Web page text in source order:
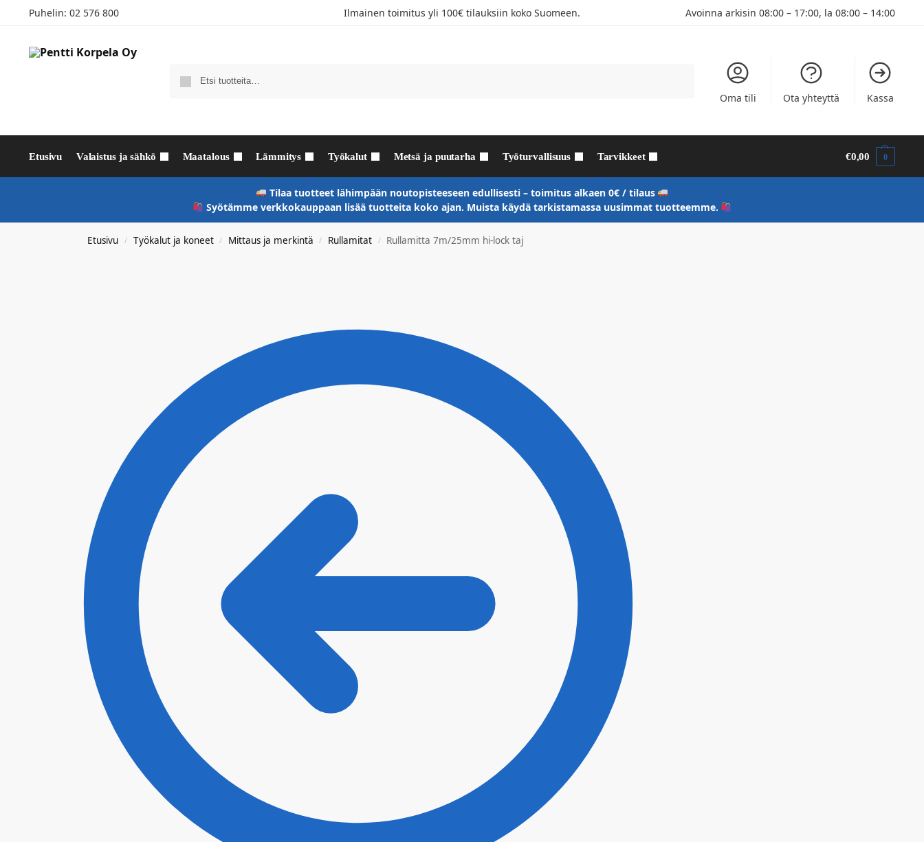
Puhelin: 02 576 800 Ilmainen toimitus yli 100€ tilauksiin koko Suomeen. Avoinna arkisin 08:00 – 17:00, la 08:00 – 14:00
Oma tili Ota yhteyttä Kassa
Etusivu Valaistus ja sähkö Maatalous Lämmitys Työkalut Metsä ja puutarha Työturvallisuus Tarvikkeet €0,00 0
Tilaa tuotteet lähimpään noutopisteeseen edullisesti – toimitus alkaen 0€ / tilaus
Syötämme verkkokauppaan lisää tuotteita koko ajan. Muista käydä tarkistamassa uusimmat tuotteemme.
Etusivu / Työkalut ja koneet / Mittaus ja merkintä / Rullamitat / Rullamitta 7m/25mm hi-lock taj